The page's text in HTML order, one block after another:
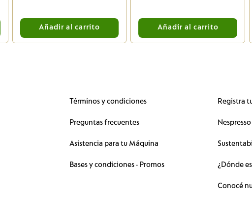
Añadir al carrito Añadir al carrito
Términos y condiciones
Preguntas frecuentes
Asistencia para tu Máquina
Bases y condiciones - Promos
Registra
¿Dónde
Conocé